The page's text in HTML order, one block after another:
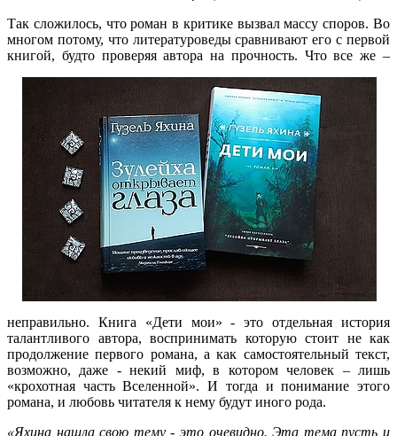
Так сложилось, что роман в критике вызвал массу споров. Во
многом потому, что литературоведы сравнивают его с первой
книгой, будто проверяя автора на прочность. Что все же –
неправильно. Книга «Дети мои» - это отдельная история
талантливого автора, воспринимать которую стоит не как
продолжение первого романа, а как самостоятельный текст,
возможно, даже - некий миф, в котором человек – лишь
«крохотная часть Вселенной». И тогда и понимание этого
романа, и любовь читателя к нему будут иного рода.
«Яхина нашла свою тему - это очевидно. Эта тема пусть и